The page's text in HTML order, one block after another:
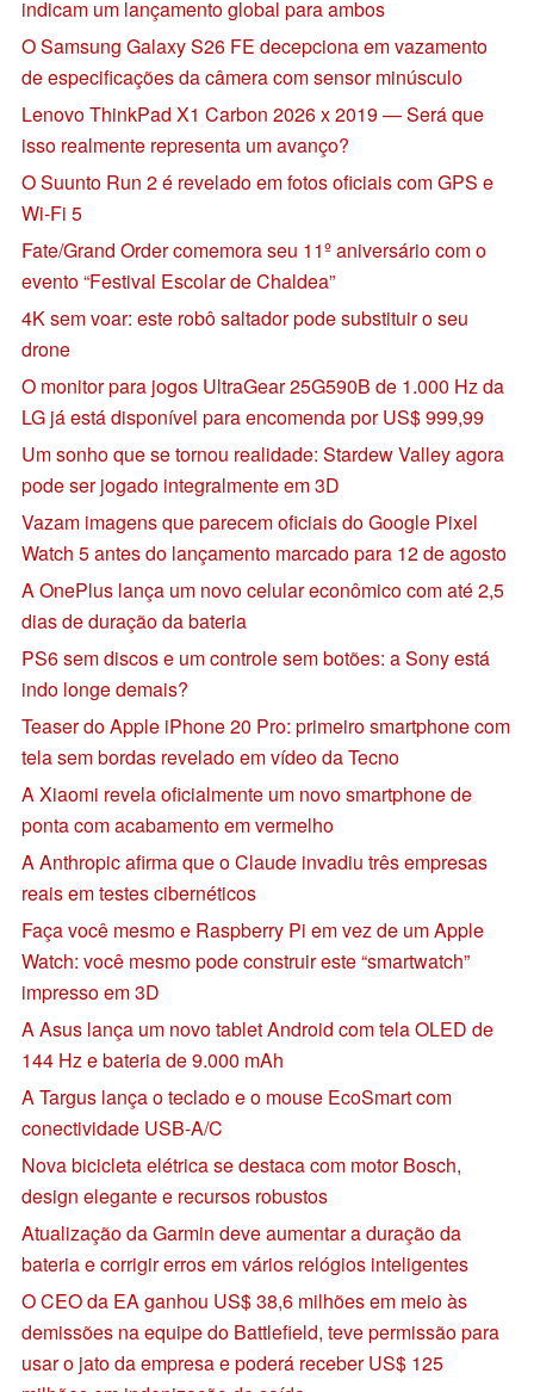
indicam um lançamento global para ambos
O Samsung Galaxy S26 FE decepciona em vazamento
de especificações da câmera com sensor minúsculo
Lenovo ThinkPad X1 Carbon 2026 x 2019 — Será que
isso realmente representa um avanço?
O Suunto Run 2 é revelado em fotos oficiais com GPS e
Wi-Fi 5
Fate/Grand Order comemora seu 11º aniversário com o
evento “Festival Escolar de Chaldea”
4K sem voar: este robô saltador pode substituir o seu
drone
O monitor para jogos UltraGear 25G590B de 1.000 Hz da
LG já está disponível para encomenda por US$ 999,99
Um sonho que se tornou realidade: Stardew Valley agora
pode ser jogado integralmente em 3D
Vazam imagens que parecem oficiais do Google Pixel
Watch 5 antes do lançamento marcado para 12 de agosto
A OnePlus lança um novo celular econômico com até 2,5
dias de duração da bateria
PS6 sem discos e um controle sem botões: a Sony está
indo longe demais?
Teaser do Apple iPhone 20 Pro: primeiro smartphone com
tela sem bordas revelado em vídeo da Tecno
A Xiaomi revela oficialmente um novo smartphone de
ponta com acabamento em vermelho
A Anthropic afirma que o Claude invadiu três empresas
reais em testes cibernéticos
Faça você mesmo e Raspberry Pi em vez de um Apple
Watch: você mesmo pode construir este “smartwatch”
impresso em 3D
A Asus lança um novo tablet Android com tela OLED de
144 Hz e bateria de 9.000 mAh
A Targus lança o teclado e o mouse EcoSmart com
conectividade USB-A/C
Nova bicicleta elétrica se destaca com motor Bosch,
design elegante e recursos robustos
Atualização da Garmin deve aumentar a duração da
bateria e corrigir erros em vários relógios inteligentes
O CEO da EA ganhou US$ 38,6 milhões em meio às
demissões na equipe do Battlefield, teve permissão para
usar o jato da empresa e poderá receber US$ 125